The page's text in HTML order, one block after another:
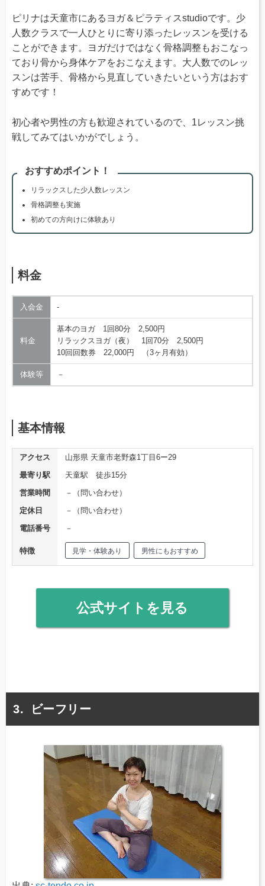
ピリナは天童市にあるヨガ＆ピラティスstudioです。少
人数クラスで一人ひとりに寄り添ったレッスンを受ける
ことができます。ヨガだけではなく骨格調整もおこなっ
ており骨から身体ケアをおこなえます。大人数でのレッ
スンは苦手、骨格から見直していきたいという方はおす
すめです！
初心者や男性の方も歓迎されているので、1レッスン挑
戦してみてはいかがでしょう。
おすすめポイント！
リラックスした少人数レッスン
骨格調整も実施
初めての方向けに体験あり
料金
入会金 ‐
料金
基本のヨガ 1回80分 2,500円
リラックスヨガ（夜） 1回70分 2,500円
10回回数券 22,000円 （3ヶ月有効）
体験等 －
基本情報
アクセス
山形県 天童市老野森1丁目6ー29
最寄り駅
天童駅 徒歩15分
営業時間
－（問い合わせ）
定休日
－（問い合わせ）
電話番号
－
特徴 見学・体験あり 男性にもおすすめ
公式サイトを見る
ビーフリー